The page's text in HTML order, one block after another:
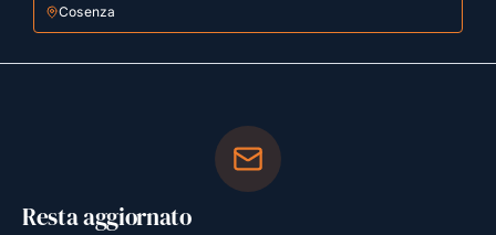
Cosenza
Resta aggiornato